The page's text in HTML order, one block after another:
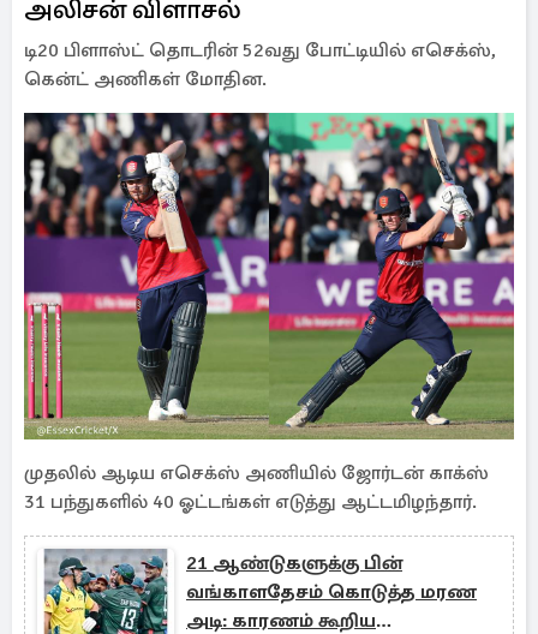
அலிசன் விளாசல்
டி20 பிளாஸ்ட் தொடரின் 52வது போட்டியில் எசெக்ஸ்,
கென்ட் அணிகள் மோதின.
முதலில் ஆடிய எசெக்ஸ் அணியில் ஜோர்டன் காக்ஸ்
31 பந்துகளில் 40 ஓட்டங்கள் எடுத்து ஆட்டமிழந்தார்.
21 ஆண்டுகளுக்கு பின்
வங்காளதேசம் கொடுத்த மரண
அடி: காரணம் கூறிய